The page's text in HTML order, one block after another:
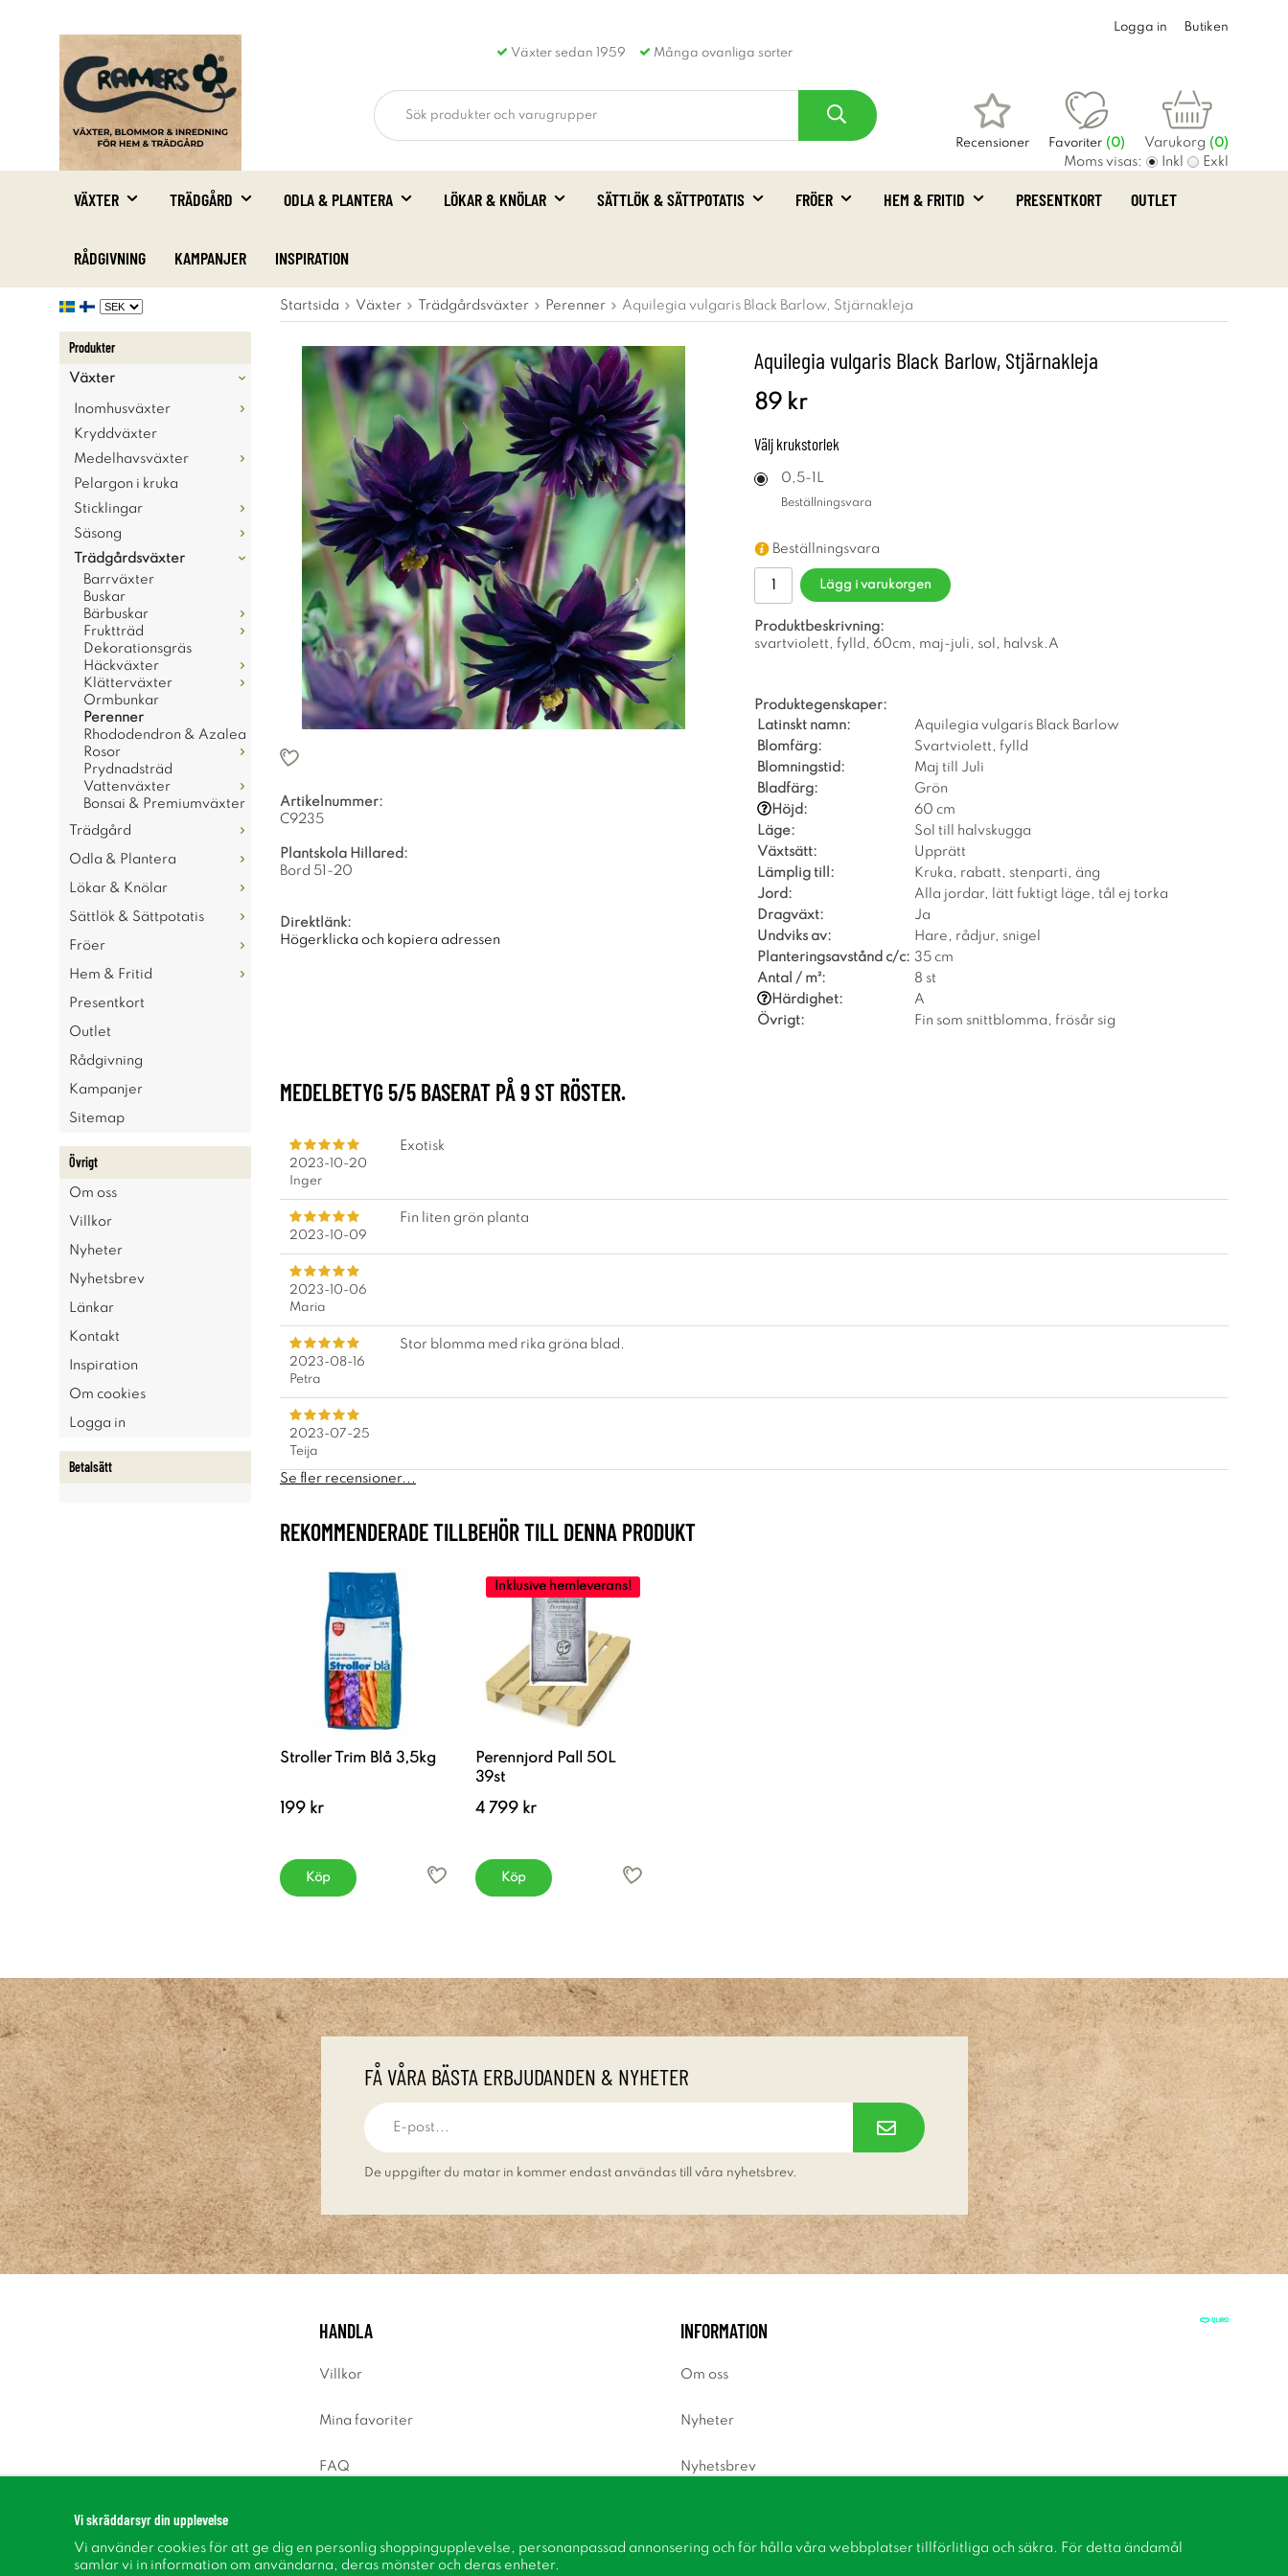
Växter sedan 1959 Många ovanliga sorter
Logga in Butiken
Recensioner Favoriter (0) Varukorg (0)
Moms visas: Inkl Exkl
VÄXTER TRÄDGÅRD ODLA & PLANTERA LÖKAR & KNÖLAR SÄTTLÖK & SÄTTPOTATIS FRÖER HEM & FRITID PRESENTKORT OUTLET
RÅDGIVNING KAMPANJER INSPIRATION
Produkter
Växter
Inomhusväxter
Kryddväxter
Medelhavsväxter
Pelargon i kruka
Sticklingar
Säsong
Trädgårdsväxter
Barrväxter
Buskar
Bärbuskar
Fruktträd
Dekorationsgräs
Häckväxter
Klätterväxter
Ormbunkar
Perenner
Rhododendron & Azalea
Rosor
Prydnadsträd
Vattenväxter
Bonsai & Premiumväxter
Trädgård
Odla & Plantera
Lökar & Knölar
Sättlök & Sättpotatis
Fröer
Hem & Fritid
Presentkort
Outlet
Rådgivning
Kampanjer
Sitemap
Övrigt
Om oss
Villkor
Nyheter
Nyhetsbrev
Länkar
Kontakt
Inspiration
Om cookies
Logga in
Betalsätt
Startsida Växter Trädgårdsväxter Perenner Aquilegia vulgaris Black Barlow, Stjärnakleja
Aquilegia vulgaris Black Barlow, Stjärnakleja
89 kr
Välj krukstorlek
0,5-1L
Beställningsvara
Beställningsvara
Lägg i varukorgen
Produktbeskrivning:
svartviolett, fylld, 60cm, maj-juli, sol, halvsk.A
Produktegenskaper:
Latinskt namn:
Aquilegia vulgaris Black Barlow
Blomfärg:
Svartviolett, fylld
Blomningstid:
Maj till Juli
Bladfärg:
Grön
Höjd:
60 cm
Läge:
Sol till halvskugga
Växtsätt:
Upprätt
Lämplig till:
Kruka, rabatt, stenparti, äng
Jord:
Alla jordar, lätt fuktigt läge, tål ej torka
Dragväxt:
Ja
Undviks av:
Hare, rådjur, snigel
Planteringsavstånd c/c: 35 cm
Antal / m²:
8 st
Härdighet:
A
Övrigt:
Fin som snittblomma, frösår sig
Artikelnummer:
C9235
Plantskola Hillared:
Bord 51-20
Direktlänk:
Högerklicka och kopiera adressen
MEDELBETYG 5/5 BASERAT PÅ9ST RÖSTER.
2023-10-20
Inger
Exotisk
2023-10-09
Fin liten grön planta
2023-10-06
Maria
2023-08-16
Petra
Stor blomma med rika gröna blad.
2023-07-25
Teija
Se fler recensioner...
REKOMMENDERADE TILLBEHÖR TILL DENNA PRODUKT
Stroller Trim Blå 3,5kg
199 kr
Köp
Inklusive hemleverans!
Perennjord Pall 50L
39st
4 799 kr
Köp
FÅ VÅRA BÄSTA ERBJUDANDEN & NYHETER
De uppgifter du matar in kommer endast användas till våra nyhetsbrev.
HANDLA
Villkor
Mina favoriter
FAQ
INFORMATION
Om oss
Nyheter
Nyhetsbrev
Inspiration
Vi skräddarsyr din upplevelse
Vi använder cookies för att ge dig en personlig shoppingupplevelse, personanpassad annonsering och för hålla våra webbplatser tillförlitliga och säkra. För detta ändamål
samlar vi in information om användarna, deras mönster och deras enheter.